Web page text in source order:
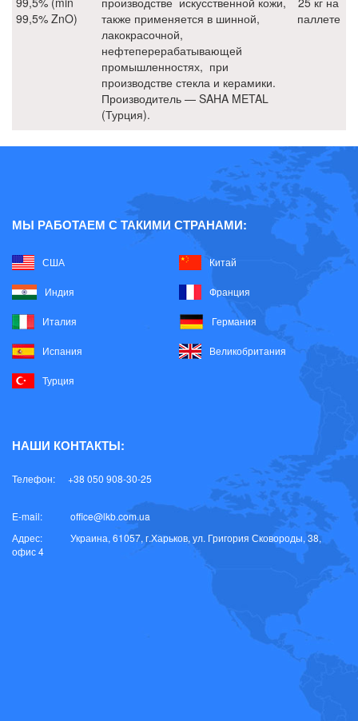
99,5% ZnO)
также применяется в шинной,
лакокрасочной,
нефтеперерабатывающей
промышленностях, при
производстве стекла и керамики.
Производитель — SAHA METAL
(Турция).
паллете
МЫ РАБОТАЕМ С ТАКИМИ СТРАНАМИ:
США Китай
Индия Франция
Италия Германия
Испания Великобритания
Турция
НАШИ КОНТАКТЫ:
Телефон: +38 050 908-30-25
E-mail:
office@lkb.com.ua
Адрес:
Украина, 61057, г.Харьков, ул. Григория Сковороды, 38,
офис 4